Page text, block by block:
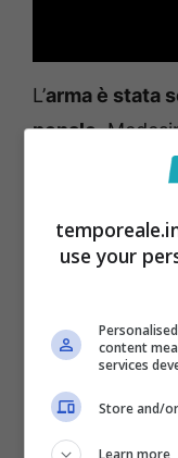
L’arma è stata
penale.
itiro
canne da
legalmente
entrambi sarà
decreto di
Effettuato
stradale
use your
content
services
Store and/
Learn more